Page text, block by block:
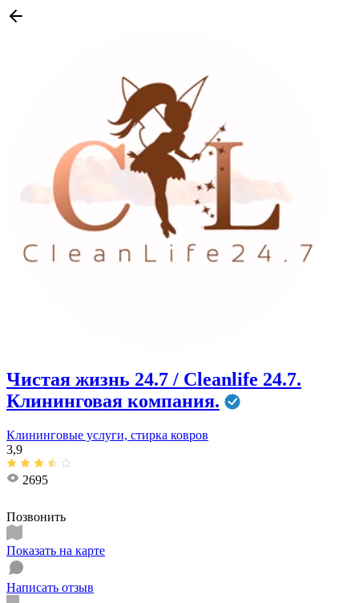
Чистая жизнь 24.7 / Cleanlife 24.7.
Клининговая компания.
Клининговые услуги, стирка ковров
3,9
2695
Позвонить
Показать на карте
Написать отзыв